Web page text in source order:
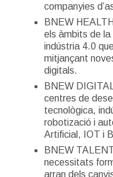
companyies
BNEW
els àmbits de
indústria 4.0
mitjançant
digitals.
BNEW
centres de
tecnològica,
robotizació i
Artificial, IOT i
BNEW
necessitats
arran dels